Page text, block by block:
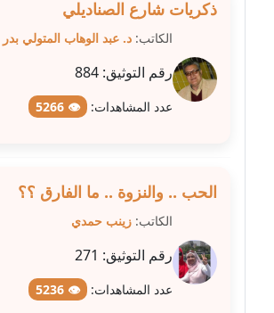
مدونة شرف الدين محمد
عاملة
مدونة شريف ابراهيم
عاملة
مدونة شيماء حسني
عاملة
مدونة شيماء عبد المقصود
ذكريات شارع الصناديلي
الكاتب: د. عبد الوهاب المتولي بدر
رقم التوثيق: 884
عدد المشاهدات: 👁 5266
الحب .. والنزوة .. ما الفارق ؟؟
الكاتب: زينب حمدي
رقم التوثيق: 271
عدد المشاهدات: 👁 5236